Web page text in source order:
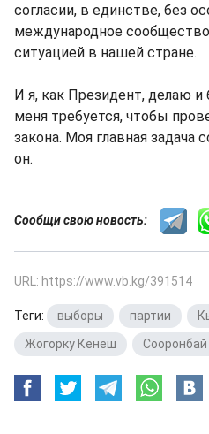
согласии, в единстве, без
международное
ситуацией в нашей стране.
И я, как Президент, делаю и
меня требуется, чтобы
закона. Моя главная задача
он.
Сообщи свою новость:
URL: https://www.vb.kg/391514
Теги: выборы партии
Жогорку Кенеш